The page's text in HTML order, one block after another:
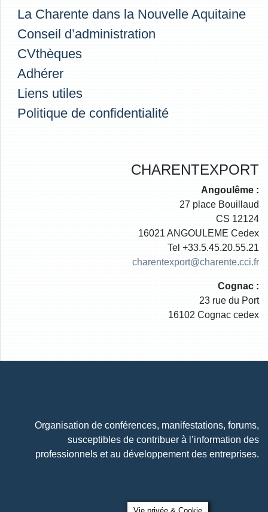
La Charente dans la Nouvelle Aquitaine
Conseil d’administration
CVthèques
Adhérer
Liens utiles
Politique de confidentialité
CHARENTEXPORT
Angoulême :
27 place Bouillaud
CS 12124
16021 ANGOULEME Cedex
Tel +33.5.45.20.55.21
charentexport@charente.cci.fr
Cognac :
23 rue du Port
16102 Cognac cedex
Organisation de conférences, manifestations, forums,
susceptibles de contribuer à l’information des
professionnels et au développement des entreprises.